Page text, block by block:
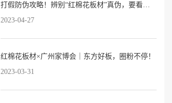
打假防伪攻略！辨别“红棉花板材”真伪，要看这3点→
2023-04-27
红棉花板材×广州家博会｜东方好板，圈粉不停！
2023-03-31